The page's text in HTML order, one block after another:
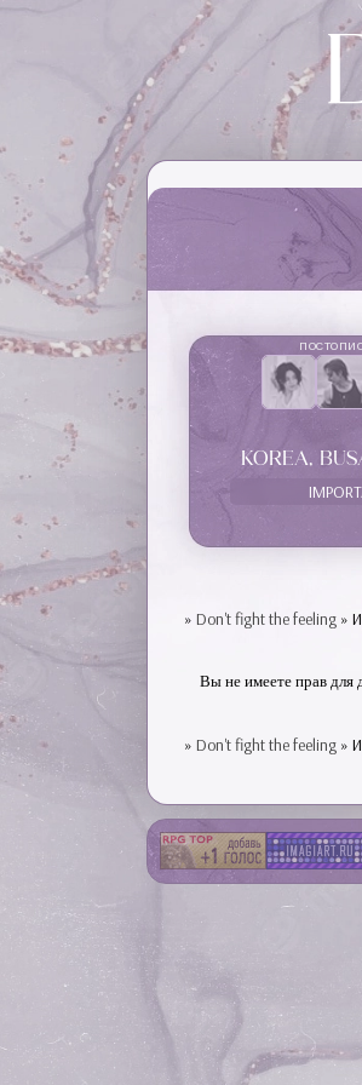
KOREA,
» Don't fight the feeling »
Вы не имеете прав для
» Don't fight the feeling »